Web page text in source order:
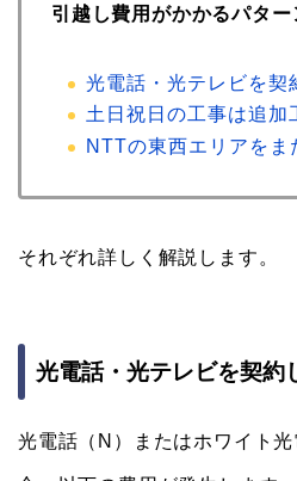
引越し費用がかかるパター
光電話・光テレビを契
土日祝日の工事は追加
NTTの東西エリアをま
それぞれ詳しく解説します。
光電話・光テレビを契約
光電話（N）またはホワイト